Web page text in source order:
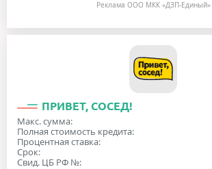
Реклама ООО МКК «ДЗП-Единый»
ПРИВЕТ, СОСЕД!
Макс. сумма:
Полная стоимость кредита:
Процентная ставка:
Срок:
Свид. ЦБ РФ №: